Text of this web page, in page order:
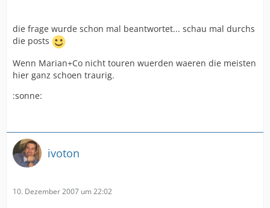
die frage wurde schon mal beantwortet... schau mal durchs
die posts
Wenn Marian+Co nicht touren wuerden waeren die meisten
hier ganz schoen traurig.
:sonne:
ivoton
10. Dezember 2007 um 22:02